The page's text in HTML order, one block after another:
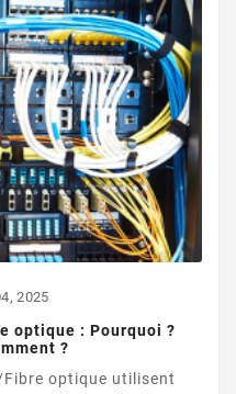
2025
optique : Pourquoi ?
?
optique utilisent